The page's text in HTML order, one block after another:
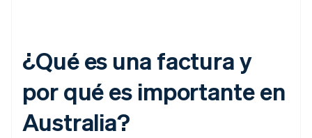
¿Qué es una factura y
por qué es importante en
Australia?